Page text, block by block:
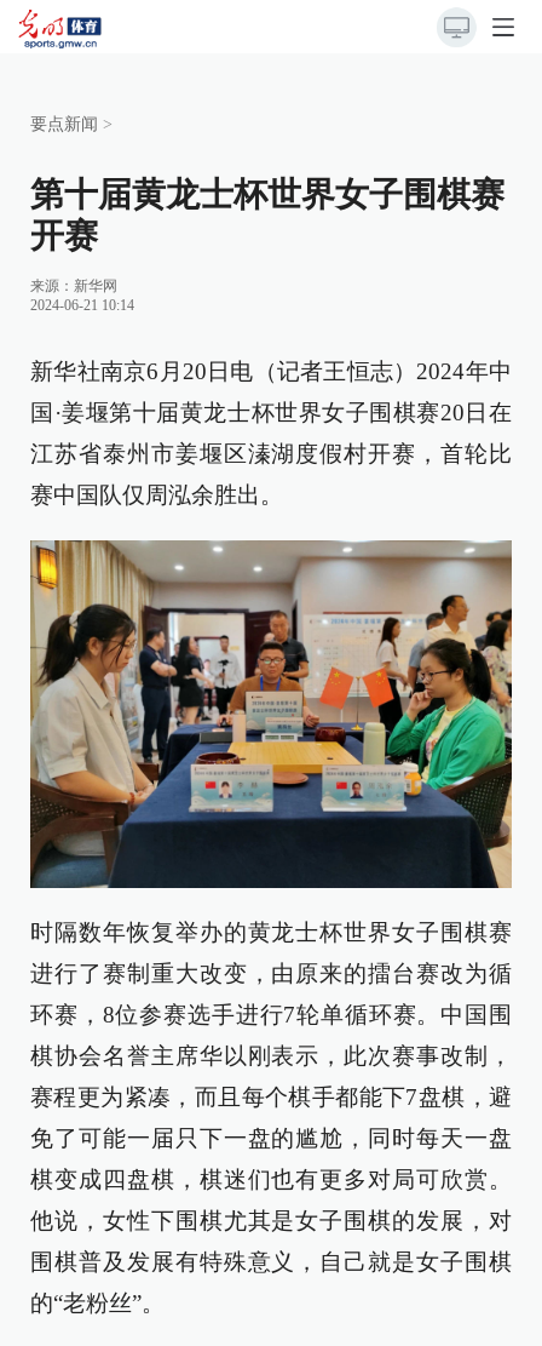
要点新闻 >
第十届黄龙士杯世界女子围棋赛
开赛
来源： 新华网
2024-06-21 10:14
新华社南京6月20日电（记者王恒志）2024年中
国·姜堰第十届黄龙士杯世界女子围棋赛20日在
江苏省泰州市姜堰区溱湖度假村开赛，首轮比
赛中国队仅周泓余胜出。
时隔数年恢复举办的黄龙士杯世界女子围棋赛
进行了赛制重大改变，由原来的擂台赛改为循
环赛，8位参赛选手进行7轮单循环赛。中国围
棋协会名誉主席华以刚表示，此次赛事改制，
赛程更为紧凑，而且每个棋手都能下7盘棋，避
免了可能一届只下一盘的尴尬，同时每天一盘
棋变成四盘棋，棋迷们也有更多对局可欣赏。
他说，女性下围棋尤其是女子围棋的发展，对
围棋普及发展有特殊意义，自己就是女子围棋
的“老粉丝”。